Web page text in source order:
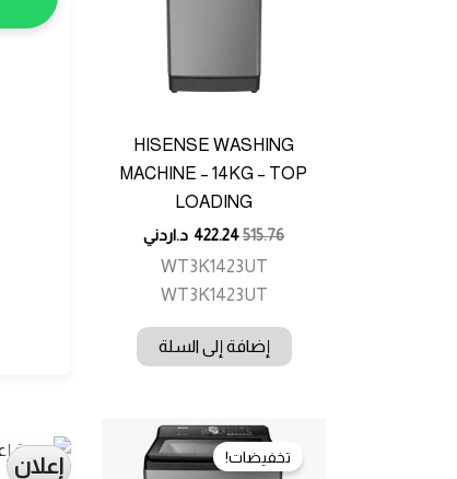
HISENSE WASHING
MACHINE – 14KG – TOP
LOADING
515.76
422.24 د.اردني
WT3K1423UT
WT3K1423UT
إضافة إلى السلة
تخفيضات! إعلان